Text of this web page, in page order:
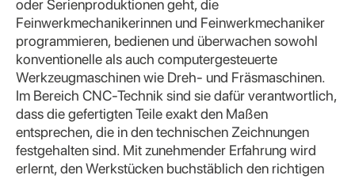
oder Serienproduktionen geht, die
Feinwerkmechanikerinnen und Feinwerkmechaniker
programmieren, bedienen und überwachen sowohl
konventionelle als auch computergesteuerte
Werkzeugmaschinen wie Dreh- und Fräsmaschinen.
Im Bereich CNC-Technik sind sie dafür verantwortlich,
dass die gefertigten Teile exakt den Maßen
entsprechen, die in den technischen Zeichnungen
festgehalten sind. Mit zunehmender Erfahrung wird
erlernt, den Werkstücken buchstäblich den richtigen